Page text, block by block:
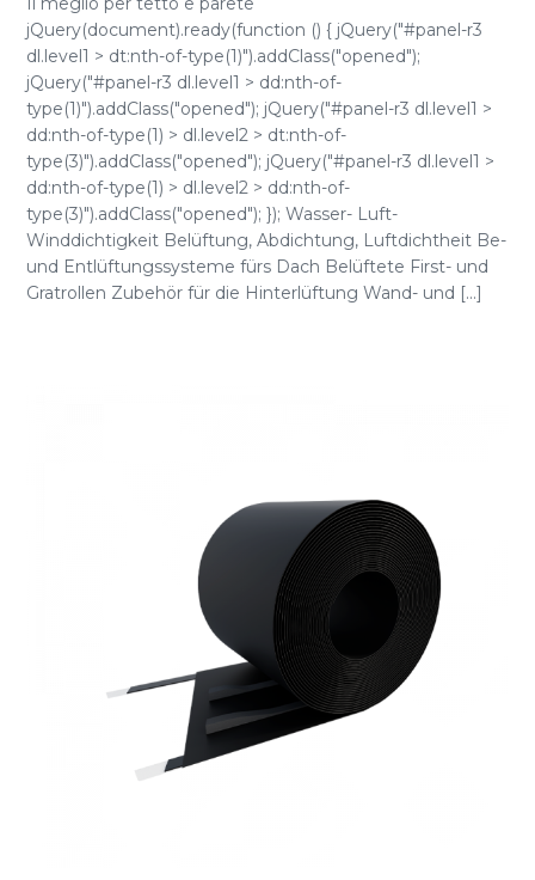
jQuery(document).ready(function () { jQuery("#panel-r3
dl.level1 > dt:nth-of-type(1)").addClass("opened");
jQuery("#panel-r3 dl.level1 > dd:nth-of-
type(1)").addClass("opened"); jQuery("#panel-r3 dl.level1 >
dd:nth-of-type(1) > dl.level2 > dt:nth-of-
type(3)").addClass("opened"); jQuery("#panel-r3 dl.level1 >
dd:nth-of-type(1) > dl.level2 > dd:nth-of-
type(3)").addClass("opened"); }); Wasser- Luft-
Winddichtigkeit Belüftung, Abdichtung, Luftdichtheit Be-
und Entlüftungssysteme fürs Dach Belüftete First- und
Gratrollen Zubehör für die Hinterlüftung Wand- und [...]